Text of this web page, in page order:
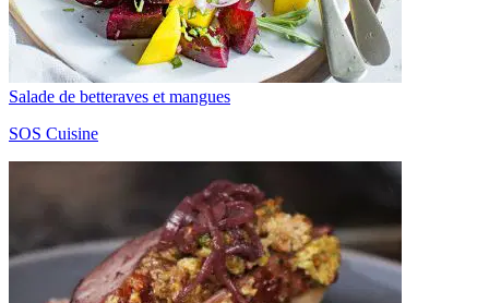
Salade de betteraves et mangues
SOS Cuisine